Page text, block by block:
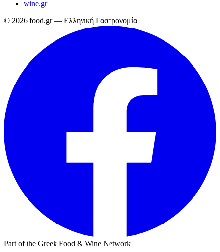
wine.gr
© 2026 food.gr — Ελληνική Γαστρονομία
Part of the Greek Food & Wine Network